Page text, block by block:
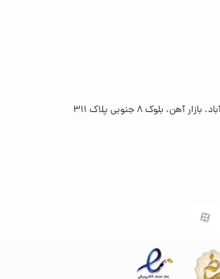
آهن، بلوک ۸ جنوبی پلاک ۳۱۱